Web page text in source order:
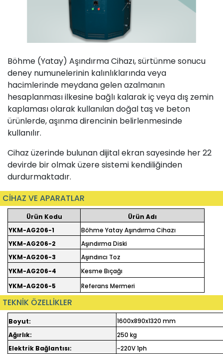
Böhme (Yatay) Aşındırma Cihazı, sürtünme sonucu
deney numunelerinin kalınlıklarında veya
hacimlerinde meydana gelen azalmanın
hesaplanması ilkesine bağlı kalarak iç veya dış zemin
kaplaması olarak kullanılan doğal taş ve beton
ürünlerde, aşınma direncinin belirlenmesinde
kullanılır.
Cihaz üzerinde bulunan dijital ekran sayesinde her 22
devirde bir olmak üzere sistemi kendiliğinden
durdurmaktadır.
CİHAZ VE APARATLAR
Ürün Kodu
Ürün Adı
YKM-AG206-1
Böhme Yatay Aşındırma Cihazı
YKM-AG206-2
Aşındırma Diski
YKM-AG206-3
Aşındırıcı Toz
YKM-AG206-4
Kesme Bıçağı
YKM-AG206-5
Referans Mermeri
TEKNİK ÖZELLİKLER
Boyut:
1600x890x1320 mm
Ağırlık:
250 kg
Elektrik Bağlantısı:
~220V 1ph